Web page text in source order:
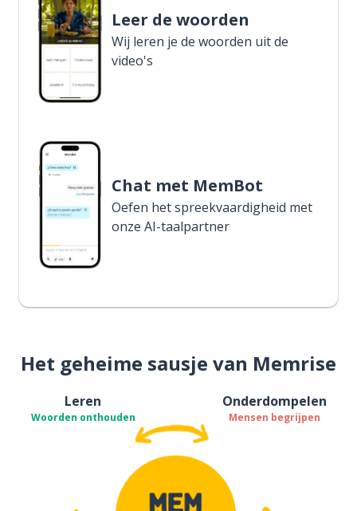
Leer de woorden
Wij leren je de woorden uit de
video's
Chat met MemBot
Oefen het spreekvaardigheid met
onze AI-taalpartner
Het geheime sausje van Memrise
Leren
Woorden onthouden
Onderdompelen
Mensen begrijpen